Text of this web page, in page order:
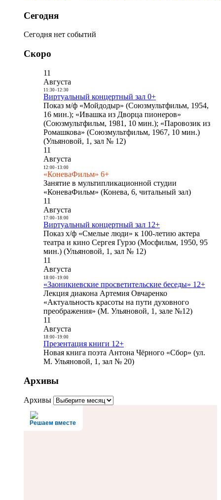
Сегодня
Сегодня нет событий
Скоро
11
Августа
11:30- 12:30
Виртуальный концертный зал 0+
Показ м/ф «Мойдодыр» (Союзмультфильм, 1954,
16 мин.); «Ивашка из Дворца пионеров»
(Союзмультфильм, 1981, 10 мин.); «Паровозик из
Ромашкова» (Союзмультфильм, 1967, 10 мин.)
(Ульяновой, 1, зал № 12)
11
Августа
12:00- 13:00
«КоневаФильм» 6+
Занятие в мультипликационной студии
«КоневаФильм» (Конева, 6, читальный зал)
11
Августа
17:00- 18:00
Виртуальный концертный зал 12+
Показ х/ф «Смелые люди» к 100-летию актера
театра и кино Сергея Гурзо (Мосфильм, 1950, 95
мин.) (Ульяновой, 1, зал № 12)
11
Августа
18:00- 19:00
«Заоникиевские просветительские беседы» 12+
Лекция диакона Артемия Овчаренко
«Актуальность красоты на пути духовного
преображения» (М. Ульяновой, 1, зале №12)
11
Августа
18:00- 19:00
Презентация книги 12+
Новая книга поэта Антона Чёрного «Сбор» (ул.
М. Ульяновой, 1, зал № 20)
Архивы
Архивы
Решаем вместе